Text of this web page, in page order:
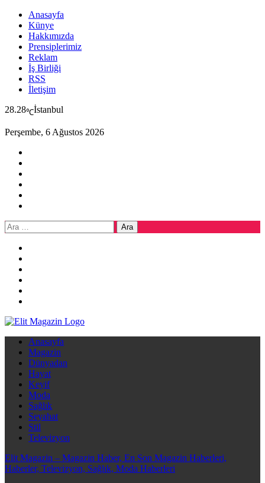
Anasayfa
Künye
Hakkımızda
Prensiplerimiz
Reklam
İş Birliği
RSS
İletişim
28.28℃İstanbul
Perşembe, 6 Ağustos 2026
Arama:
Elit Magazin – Magazin Haber, En Son Magazin Haberleri, Haberler,
Televizyon, Sağlık, Moda Haberleri
Anasayfa
Magazin
Dünyadan
Hayat
Keyif
Moda
Sağlık
Seyahat
Stil
Televizyon
Elit Magazin – Magazin Haber, En Son Magazin Haberleri,
Haberler, Televizyon, Sağlık, Moda Haberleri